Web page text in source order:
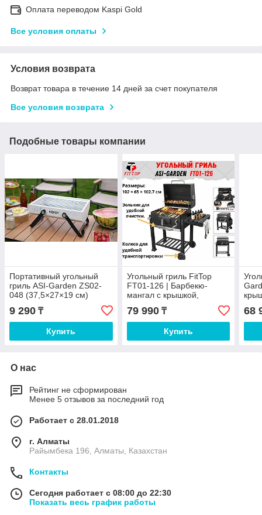
Оплата переводом Kaspi Gold
Все условия оплаты
Условия возврата
Возврат товара в течение 14 дней за счет покупателя
Все условия возврата
Подобные товары компании
Портативный угольный
гриль ASI-Garden ZS02-
048 (37,5×27×19 см)
9 290 ₸
Купить
Угольный гриль FitTop
FT01-126 | Барбекю-
мангал с крышкой,
боковым столиком и
подогревающей решёткой
79 990₸
Купить
68
О нас
Рейтинг не сформирован
Менее 5 отзывов за последний год
Работает с 28.01.2018
г. Алматы
Райымбека 196, Алматы, Казахстан
Контакты
Сегодня работает с 08:00 до 22:30
Показать весь график работы